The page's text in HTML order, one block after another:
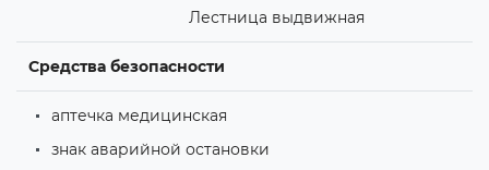
Лестница выдвижная
Средства безопасности
аптечка медицинская
знак аварийной остановки